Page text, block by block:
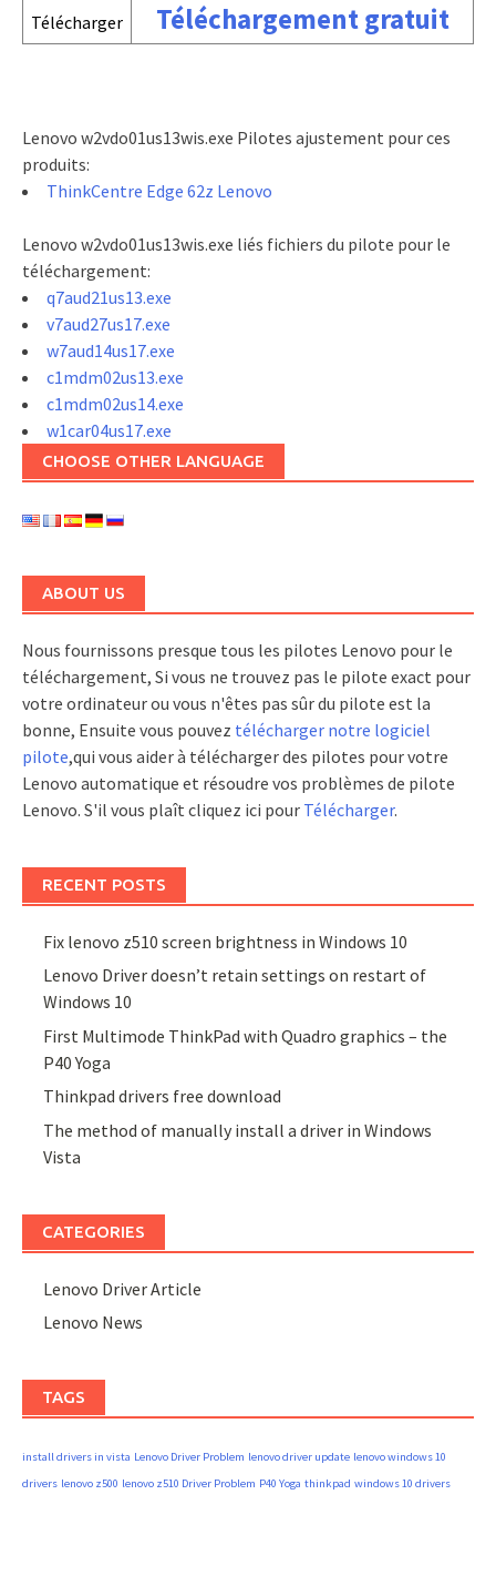
Télécharger
Téléchargement gratuit
Lenovo w2vdo01us13wis.exe Pilotes ajustement pour ces
produits:
ThinkCentre Edge 62z Lenovo
Lenovo w2vdo01us13wis.exe liés fichiers du pilote pour le
téléchargement:
q7aud21us13.exe
v7aud27us17.exe
w7aud14us17.exe
c1mdm02us13.exe
c1mdm02us14.exe
w1car04us17.exe
CHOOSE OTHER LANGUAGE
ABOUT US
Nous fournissons presque tous les pilotes Lenovo pour le
téléchargement, Si vous ne trouvez pas le pilote exact pour
votre ordinateur ou vous n'êtes pas sûr du pilote est la
bonne, Ensuite vous pouvez télécharger notre logiciel
pilote,qui vous aider à télécharger des pilotes pour votre
Lenovo automatique et résoudre vos problèmes de pilote
Lenovo. S'il vous plaît cliquez ici pour Télécharger.
RECENT POSTS
Fix lenovo z510 screen brightness in Windows 10
Lenovo Driver doesn’t retain settings on restart of
Windows 10
First Multimode ThinkPad with Quadro graphics – the
P40 Yoga
Thinkpad drivers free download
The method of manually install a driver in Windows
Vista
CATEGORIES
Lenovo Driver Article
Lenovo News
TAGS
install drivers in vista Lenovo Driver Problem lenovo driver update lenovo windows 10
drivers lenovo z500 lenovo z510 Driver Problem P40 Yoga thinkpad windows 10 drivers